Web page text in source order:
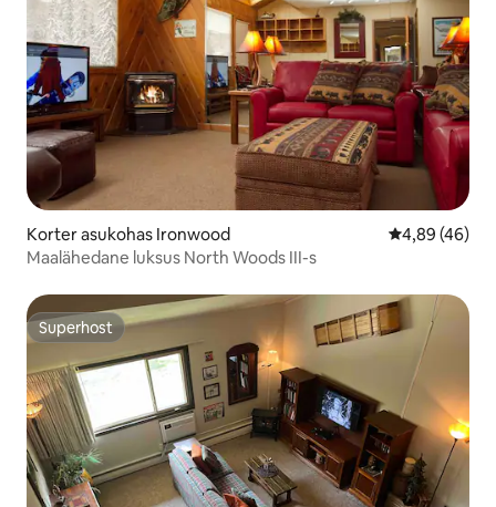
Korter asukohas Ironwood Keskmine
4,89 (46)
Maalähedane luksus North Woods III-s
Superhost
Superhost